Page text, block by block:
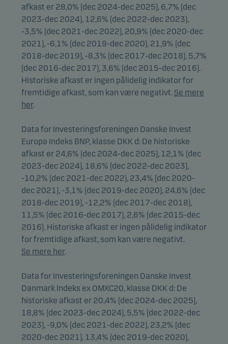
afkast er 28,0% (dec 2024-dec 2025), 6,7% (dec
2023-dec 2024), 12,6% (dec 2022-dec 2023),
-3,5% (dec 2021-dec 2022), 20,9% (dec 2020-dec
2021), -6,1% (dec 2019-dec 2020), 21,9% (dec
2018-dec 2019), -8,3% (dec 2017-dec 2018), 5,7%
(dec 2016-dec 2017), 3,6% (dec 2015-dec 2016).
Historiske afkast er ingen pålidelig indikator for
fremtidige afkast, som kan være negativt. Se mere
her.
Data for Investeringsforeningen Danske Invest
Europa Indeks BNP, klasse DKK d: De historiske
afkast er 24,6% (dec 2024-dec 2025), 12,1% (dec
2023-dec 2024), 18,6% (dec 2022-dec 2023),
-10,2% (dec 2021-dec 2022), 23,4% (dec 2020-
dec 2021), -3,1% (dec 2019-dec 2020), 24,6% (dec
2018-dec 2019), -12,2% (dec 2017-dec 2018),
11,5% (dec 2016-dec 2017), 2,6% (dec 2015-dec
2016). Historiske afkast er ingen pålidelig indikator
for fremtidige afkast, som kan være negativt.
Se mere her.
Data for Investeringsforeningen Danske Invest
Danmark Indeks ex OMXC20, klasse DKK d: De
historiske afkast er 20,4% (dec 2024-dec 2025),
18,8% (dec 2023-dec 2024), 5,5% (dec 2022-dec
2023), -9,0% (dec 2021-dec 2022), 23,2% (dec
2020-dec 2021), 13,4% (dec 2019-dec 2020),